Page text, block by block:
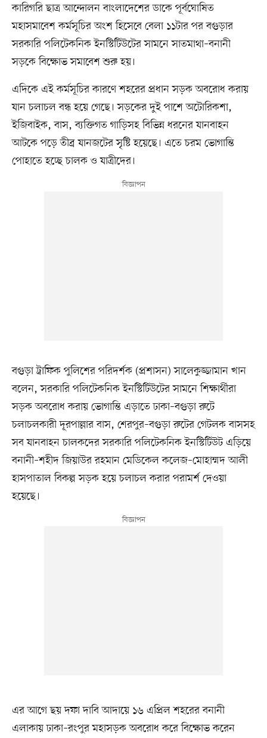
কারিগরি ছাত্র আন্দোলন বাংলাদেশের ডাকে পূর্বঘোষিত
মহাসমাবেশ কর্মসূচির অংশ হিসেবে বেলা ১১টার পর বগুড়ার
সরকারি পলিটেকনিক ইনস্টিটিউটের সামনে সাতমাথা–বনানী
সড়কে বিক্ষোভ সমাবেশ শুরু হয়।
এদিকে এই কর্মসূচির কারণে শহরের প্রধান সড়ক অবরোধ করায়
যান চলাচল বন্ধ হয়ে গেছে। সড়কের দুই পাশে অটোরিকশা,
ইজিবাইক, বাস, ব্যক্তিগত গাড়িসহ বিভিন্ন ধরনের যানবাহন
আটকে পড়ে তীব্র যানজটের সৃষ্টি হয়েছে। এতে চরম ভোগান্তি
পোহাতে হচ্ছে চালক ও যাত্রীদের।
বগুড়া ট্রাফিক পুলিশের পরিদর্শক (প্রশাসন) সালেকুজ্জামান খান
বলেন, সরকারি পলিটেকনিক ইনস্টিটিউটের সামনে শিক্ষার্থীরা
সড়ক অবরোধ করায় ভোগান্তি এড়াতে ঢাকা–বগুড়া রুটে
চলাচলকারী দূরপাল্লার বাস, শেরপুর–বগুড়া রুটের গেটলক বাসসহ
সব যানবাহন চালকদের সরকারি পলিটেকনিক ইনস্টিটিউট এড়িয়ে
বনানী–শহীদ জিয়াউর রহমান মেডিকেল কলেজ–মোহাম্মদ আলী
হাসপাতাল বিকল্প সড়ক হয়ে চলাচল করার পরামর্শ দেওয়া
হয়েছে।
এর আগে ছয় দফা দাবি আদায়ে ১৬ এপ্রিল শহরের বনানী
এলাকায় ঢাকা–রংপুর মহাসড়ক অবরোধ করে বিক্ষোভ করেন